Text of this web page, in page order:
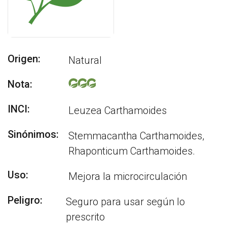
Origen:
Natural
Nota:
INCI:
Leuzea Carthamoides
Sinónimos:
Stemmacantha Carthamoides,
Rhaponticum Carthamoides.
Uso:
Mejora la microcirculación
Peligro:
Seguro para usar según lo
prescrito